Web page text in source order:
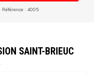
Référence : 4005
SAINT-BRIEUC